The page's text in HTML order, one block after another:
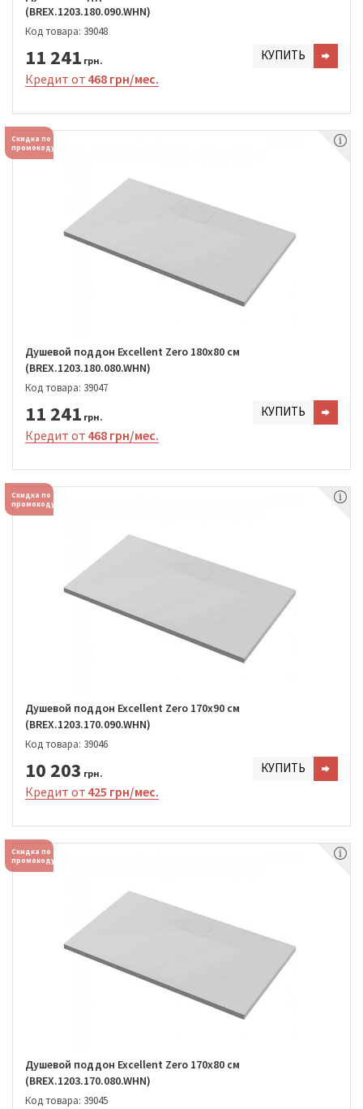
(BREX.1203.180.090.WHN)
Код товара: 39048
11 241 грн. КУПИТЬ
Кредит от 468 грн/мес.
Скидка по
промокоду
Душевой поддон Excellent Zero 180х80 см
(BREX.1203.180.080.WHN)
Код товара: 39047
11 241 грн. КУПИТЬ
Кредит от 468 грн/мес.
Скидка по
промокоду
Душевой поддон Excellent Zero 170х90 см
(BREX.1203.170.090.WHN)
Код товара: 39046
10 203 грн. КУПИТЬ
Кредит от 425 грн/мес.
Скидка по
промокоду
Душевой поддон Excellent Zero 170х80 см
(BREX.1203.170.080.WHN)
Код товара: 39045